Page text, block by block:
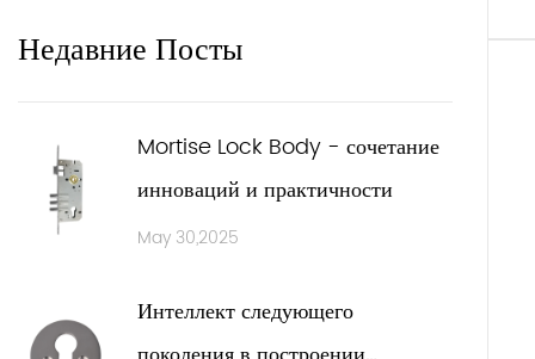
Недавние Посты
Mortise Lock Body - сочетание
инноваций и практичности
May 30,2025
Интеллект следующего